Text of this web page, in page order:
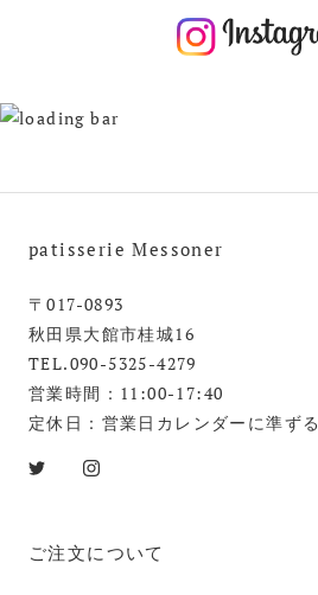
patisserie Messoner
〒017-0893
秋田県大館市桂城16
TEL.090-5325-4279
営業時間：11:00-17:40
定休日：営業日カレンダーに準ずる
ご注文について